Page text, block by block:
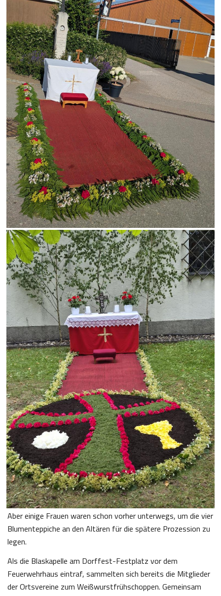
Aber einige Frauen waren schon vorher unterwegs, um die vier
Blumenteppiche an den Altären für die spätere Prozession zu
legen.
Als die Blaskapelle am Dorffest-Festplatz vor dem
Feuerwehrhaus eintraf, sammelten sich bereits die Mitglieder
der Ortsvereine zum Weißwurstfrühschoppen. Gemeinsam